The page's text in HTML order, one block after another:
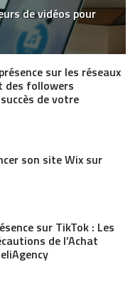
de vidéos pour
sur les réseaux
des followers
de votre
son site Wix sur
sur TikTok : Les
de l’Achat